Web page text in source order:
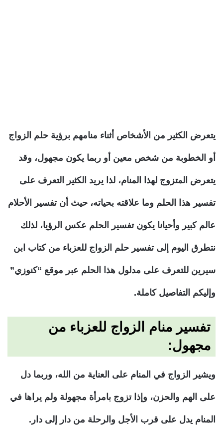
يتعرض الكثير من الأشخاص أثناء منامهم برؤية حلم الزواج
أو الخطوبة من شخص معين أو ربما يكون مجهول، وقد
يتعرض المتزوج لهذا المنام، لذا يريد الكثير التعرف على
تفسير هذا الحلم وما علاقته بحياته، حيث أن تفسير الأحلام
عالم كبير وأحيانا يكون تفسير الحلم عكس الرؤيا، لذلك
نتطرق اليوم إلى تفسير حلم الزواج للعزباء من كتاب ابن
سيرين للتعرف على مدلول هذا الحلم عبر موقع “كنوزي”
وإليكم التفاصيل كاملة.
تفسير منام الزواج للعزباء من
مجهول:
ويشير الزواج في المنام على العناية من الله، وربما دل
على الهم والحزن، وإذا تزوج بامرأة مجهولة ولم يراها في
المنام يدل على قرب الأجل والرحلة من دار إلى دار.